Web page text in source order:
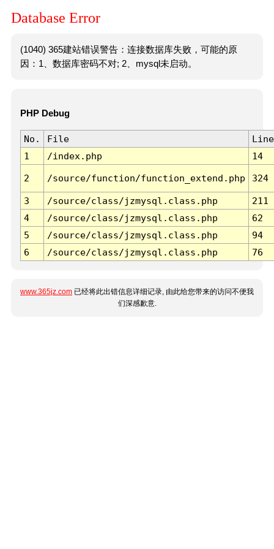
Database Error
(1040) 365建站错误警告：连接数据库失败，可能的原
因：1、数据库密码不对; 2、mysql未启动。
PHP Debug
No. File
Line
1
/index.php 14
2 /source/function/function_extend.php 324
3 /source/class/jzmysql.class.php
211
4
/source/class/jzmysql.class.php
62
5
/source/class/jzmysql.class.php
94
6
/source/class/jzmysql.class.php 76
www.365jz.com 已经将此出错信息详细记录, 由此给您带来的访问不便我
们深感歉意.